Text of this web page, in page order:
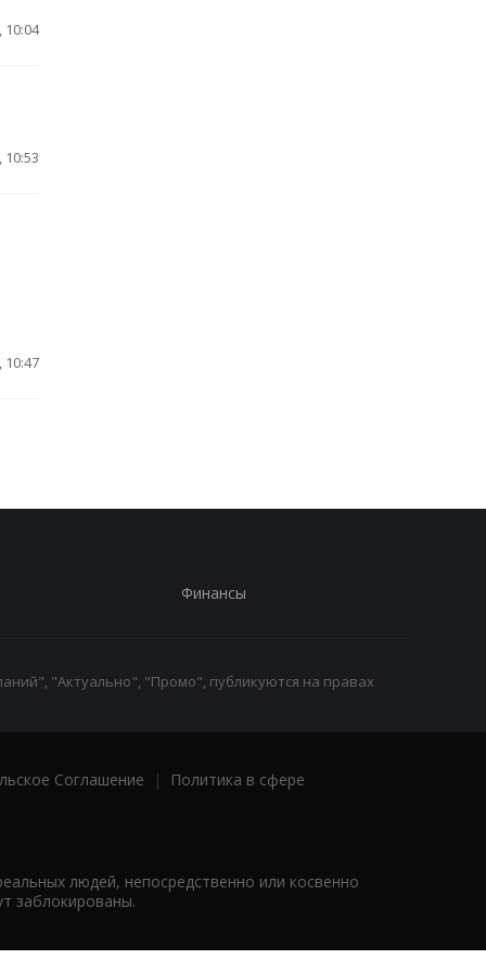
10:04
10:47
Финансы
"Актуально", "Промо", публикуются на правах
Соглашение |
Политика в сфере
людей, непосредственно или косвенно
заблокированы.